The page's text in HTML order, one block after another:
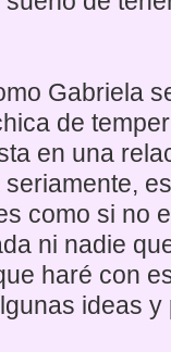
Gabriela
de
en una
como si no
ni nadie
haré con
ideas